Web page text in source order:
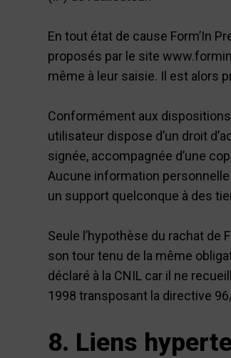
En tout état de cause Form’In
proposés par le site
même à leur saisie. Il est alors
Conformément aux
utilisateur dispose d’un droit
signée, accompagnée d’une
Aucune information personnelle
un support quelconque à des
Seule l’hypothèse du rachat de
son tour tenu de la même
déclaré à la CNIL car il ne
1998 transposant la directive
8. Liens